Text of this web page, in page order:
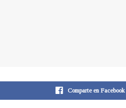
Comparte en Facebook